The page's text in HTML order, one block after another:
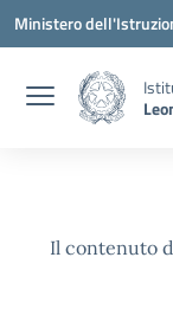
Vai ai contenuti
Vai al menu di
Vai al footer
Ministero
Il contenuto